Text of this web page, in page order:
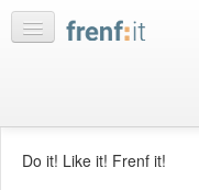
Do it! Like it! Frenf it!